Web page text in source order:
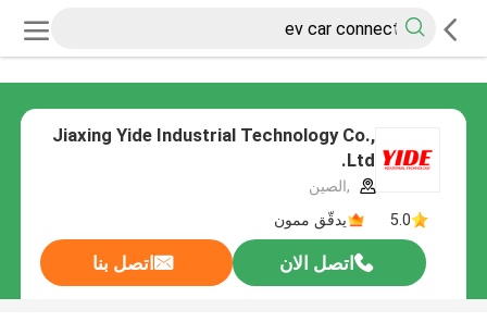
Jiaxing Yide Industrial Technology Co.,
Ltd.
,الصين
5.0
يدقّق ممون
اتصل الان اتصل بنا